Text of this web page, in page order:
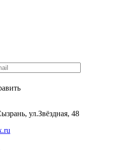
ул.Звёздная, 48